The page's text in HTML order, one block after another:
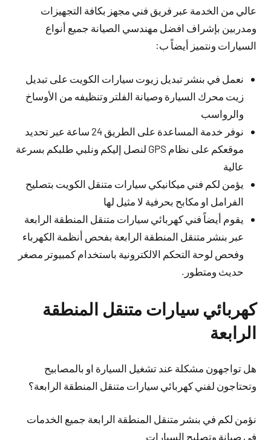
عالي من الخدمة عبر فريق فني مجهز بكافة التجهيزات
ومدربين بإشراف افضل مهندسي الصيانة جميع أنواع
السيارات ونتميز أيضاً ب:
نعمل في بنشر تبديل زيوت سيارات الكويت على تبديل
زيت محرك السيارة وصيانة الفلتر وتنظيفه من الأوساخ
والرواسب
نوفر خدمة المساعدة على الطريق 24 ساعة عبر تحديد
موقعكم على نظام GPS لنصل إليكم ونلبي طلبكم بسرعة
عالية
يؤمن لكم فني ميكانيكي سيارات متنقل الكويت بتصليح
الفرامل او مكابح بحرفية لا مثيل لها
يقوم أيضاً فني كهربائي سيارات متنقل المنطقة الرابعة
عبر بنشر متنقل المنطقة الرابعة بفحص أنظمة الكهرباء
وفحص لوحة التحكم الالكترونية باستخدام كمبيوتر مصغر
حديث ومتطور.
كهربائي سيارات متنقل المنطقة
الرابعة
هل تواجهون مشكلة عند تشغيل السيارة او بالمصابيح
وتحتاجون لفني كهربائي سيارات متنقل المنطقة الرابعة؟
نؤمن لكم في بنشر متنقل المنطقة الرابعة جميع الخدمات
في صيانة وتصليح السيارات